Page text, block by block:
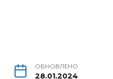
ОБНОВЛЕНО
28.01.2024